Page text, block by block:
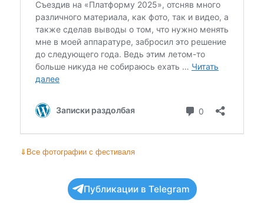
⇓ Все фотографии с фестиваля
Публикации в Telegram